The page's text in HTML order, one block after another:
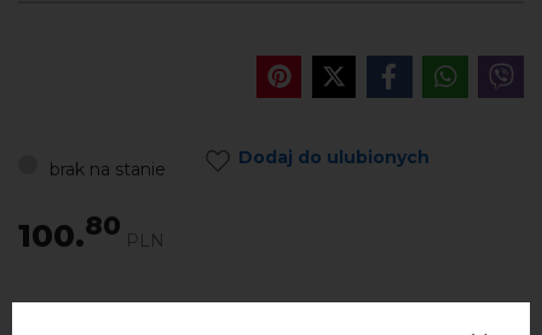
brak na stanie
Dodaj do ulubionych
100.80 PLN